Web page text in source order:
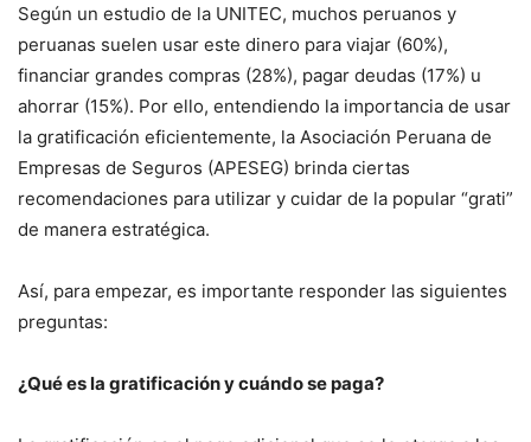
Según un estudio de la UNITEC, muchos peruanos y
peruanas suelen usar este dinero para viajar (60%),
financiar grandes compras (28%), pagar deudas (17%) u
ahorrar (15%). Por ello, entendiendo la importancia de usar
la gratificación eficientemente, la Asociación Peruana de
Empresas de Seguros (APESEG) brinda ciertas
recomendaciones para utilizar y cuidar de la popular “grati”
de manera estratégica.
Así, para empezar, es importante responder las siguientes
preguntas:
¿Qué es la gratificación y cuándo se paga?